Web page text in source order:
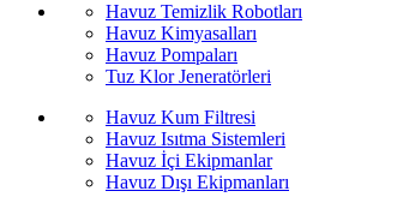
Havuz Temizlik Robotları
Havuz Kimyasalları
Havuz Pompaları
Tuz Klor Jeneratörleri
Havuz Kum Filtresi
Havuz Isıtma Sistemleri
Havuz İçi Ekipmanlar
Havuz Dışı Ekipmanları